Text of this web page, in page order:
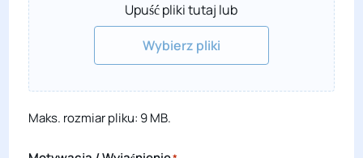
Upuść pliki tutaj lub
Wybierz pliki
Maks. rozmiar pliku: 9 MB.